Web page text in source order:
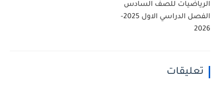
الرياضيات للصف السادس
الفصل الدراسي الاول 2025-
2026
تعليقات